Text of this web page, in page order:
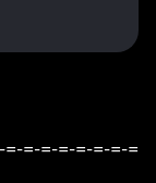
=-=-=-=-=-=-=